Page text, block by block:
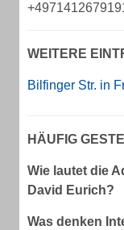
WEITERE
Bilfinger Str. in
HÄUFIG
Wie lautet die
David Eurich?
Was denken